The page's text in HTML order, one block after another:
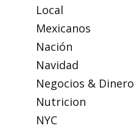
Local
Mexicanos
Nación
Navidad
Negocios & Dinero
Nutricion
NYC